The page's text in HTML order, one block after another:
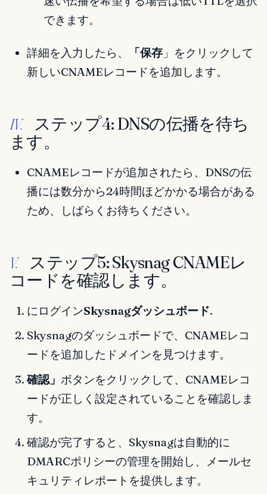
できます。
詳細を入力したら、 「保存」をクリックして
新しいCNAMEレコードを追加します。
IV.
ステップ4: DNSの伝播を待ち
ます。
CNAMEレコードが追加されたら、DNSの伝
播には数分から24時間ほどかかる場合がある
ため、しばらくお待ちください。
V.
ステップ5: Skysnag CNAMEレ
コードを確認します。
にログインSkysnagダッシュボード.
Skysnagのダッシュボードで、CNAMEレコ
ードを追加したドメインを見つけます。
確認」 ボタンをクリックして、CNAMEレコ
ードが正しく設定されていることを確認しま
す。
確認が完了すると、Skysnagは自動的に
DMARCポリシーの管理を開始し、メールセ
キュリティレポートを提供します。